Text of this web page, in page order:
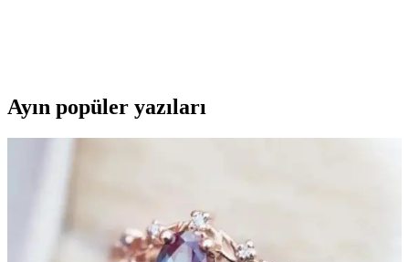
Ayın popüler yazıları